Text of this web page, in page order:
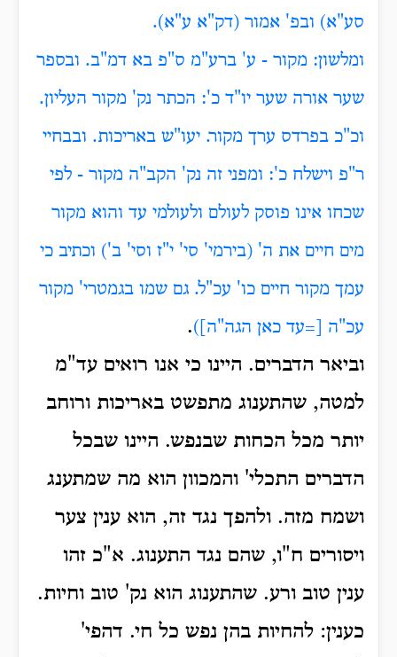
סע"א) ובפ' אמור (דק"א ע"א).
ומלשון: מקור - ע' ברע"מ ס"פ בא דמ"ב. ובספר
שער אורה שער יו"ד כ': הכתר נק' מקור העליון.
וכ"כ בפרדס ערך מקור. יעו"ש באריכות. ובבחיי
ר"פ וישלח כ': ומפני זה נק' הקב"ה מקור - לפי
שכחו אינו פוסק לעולם ולעולמי עד והוא מקור
מים חיים את ה' (בירמי' סי' י"ז וסי' ב') וכתיב כי
עמך מקור חיים כו' עכ"ל. גם שמו בגמטרי' מקור
עכ"ה [=עד כאן הגה"ה] )
.
וביאר הדברים. היינו כי אנו רואים עד"מ
למטה, שהתענוג מתפשט באריכות ורוחב
יותר מכל הכחות שבנפש. היינו שבכל
הדברים התכלי' והמכוון הוא מה שמתענג
ושמח מזה. ולהפך נגד זה, הוא ענין צער
ויסורים ח"ו, שהם נגד התענוג. א"כ זהו
ענין טוב ורע. שהתענוג הוא נק' טוב וחיות.
כענין: להחיות בהן נפש כל חי. דהפי'